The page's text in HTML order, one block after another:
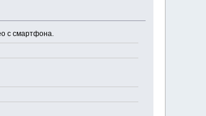
с смартфона.